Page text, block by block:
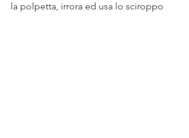
la polpetta, irrora ed usa lo sciroppo